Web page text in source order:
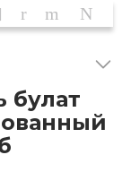
булат